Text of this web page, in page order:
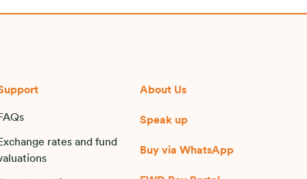
rates and fund
About Us
Speak up
Buy via WhatsApp​